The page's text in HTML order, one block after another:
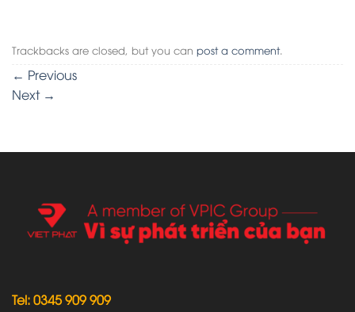
Trackbacks are closed, but you can post a comment.
← Previous
Next →
Tel: 0345 909 909